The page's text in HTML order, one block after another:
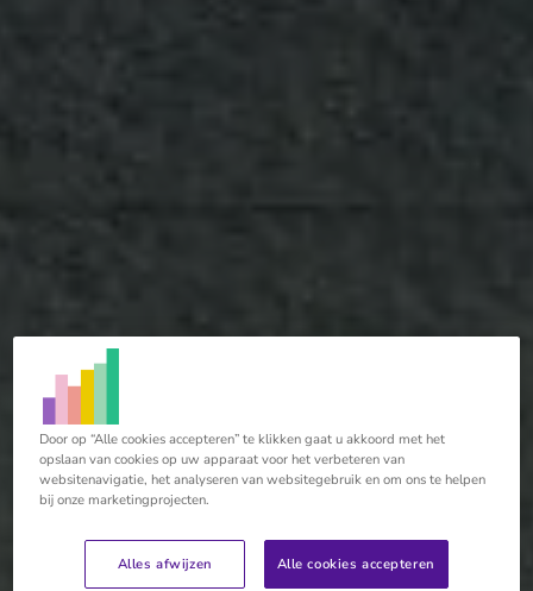
Door op “Alle cookies accepteren” te klikken gaat u akkoord met het
opslaan van cookies op uw apparaat voor het verbeteren van
websitenavigatie, het analyseren van websitegebruik en om ons te helpen
bij onze marketingprojecten.
Alles afwijzen Alle cookies accepteren